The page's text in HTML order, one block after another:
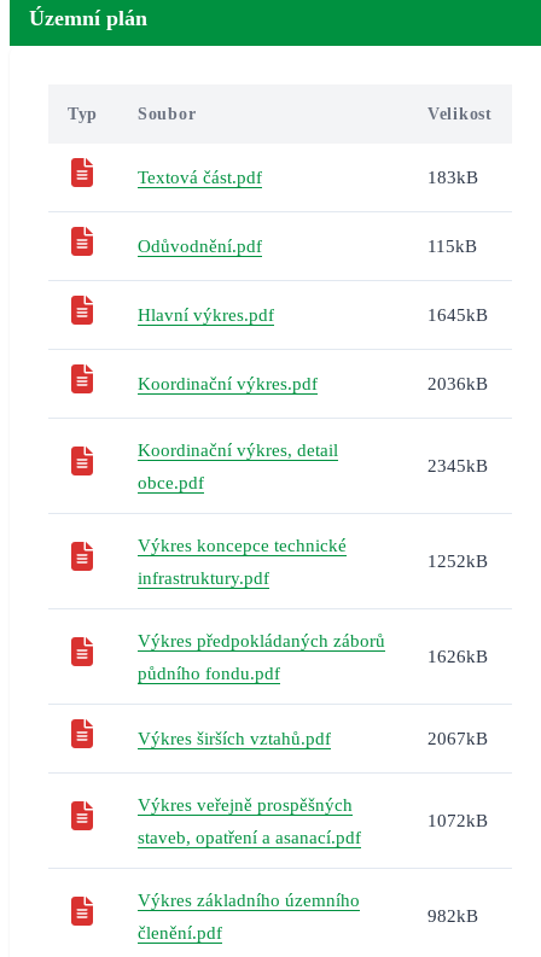
Územní plán
Typ Soubor Velikost
Textová část.pdf 183kB
Odůvodnění.pdf 115kB
Hlavní výkres.pdf 1645kB
Koordinační výkres.pdf 2036kB
Koordinační výkres, detail
obce.pdf
2345kB
Výkres koncepce technické
infrastruktury.pdf
1252kB
Výkres předpokládaných záborů
půdního fondu.pdf
1626kB
Výkres širších vztahů.pdf 2067kB
Výkres veřejně prospěšných
staveb, opatření a asanací.pdf
1072kB
Výkres základního územního
členění.pdf
982kB